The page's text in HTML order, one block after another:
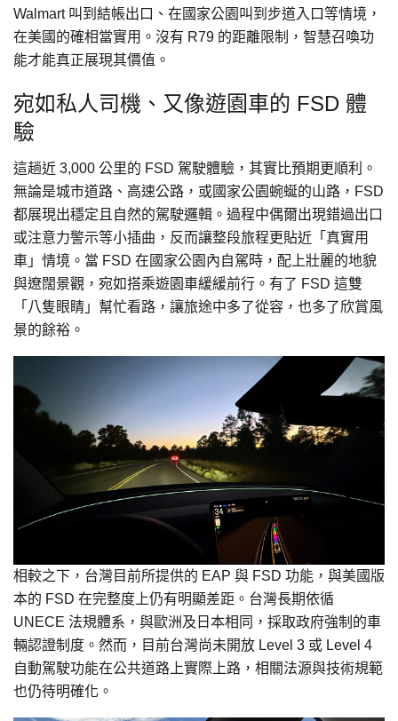
Walmart 叫到結帳出口、在國家公園叫到步道入口等情境，
在美國的確相當實用。沒有 R79 的距離限制，智慧召喚功
能才能真正展現其價值。
宛如私人司機、又像遊園車的 FSD 體
驗
這趟近 3,000 公里的 FSD 駕駛體驗，其實比預期更順利。
無論是城市道路、高速公路，或國家公園蜿蜒的山路，FSD
都展現出穩定且自然的駕駛邏輯。過程中偶爾出現錯過出口
或注意力警示等小插曲，反而讓整段旅程更貼近「真實用
車」情境。當 FSD 在國家公園內自駕時，配上壯麗的地貌
與遼闊景觀，宛如搭乘遊園車緩緩前行。有了 FSD 這雙
「八隻眼睛」幫忙看路，讓旅途中多了從容，也多了欣賞風
景的餘裕。
相較之下，台灣目前所提供的 EAP 與 FSD 功能，與美國版
本的 FSD 在完整度上仍有明顯差距。台灣長期依循
UNECE 法規體系，與歐洲及日本相同，採取政府強制的車
輛認證制度。然而，目前台灣尚未開放 Level 3 或 Level 4
自動駕駛功能在公共道路上實際上路，相關法源與技術規範
也仍待明確化。